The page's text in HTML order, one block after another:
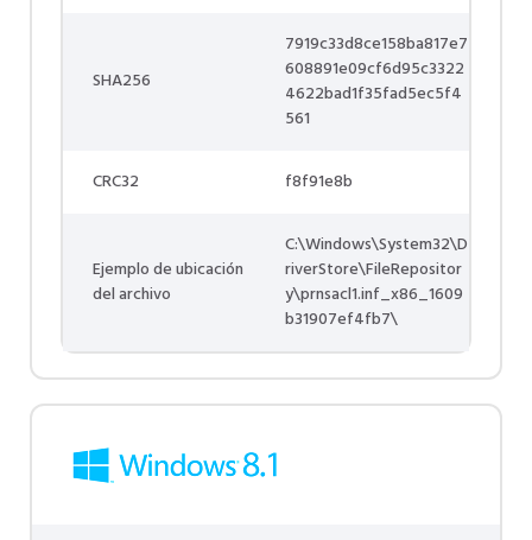
SHA256
7919c33d8ce158ba817e7
608891e09cf6d95c3322
4622bad1f35fad5ec5f4
561
CRC32 f8f91e8b
Ejemplo de ubicación
del archivo
C:\Windows\System32\D
riverStore\FileRepositor
y\prnsacl1.inf_x86_1609
b31907ef4fb7\